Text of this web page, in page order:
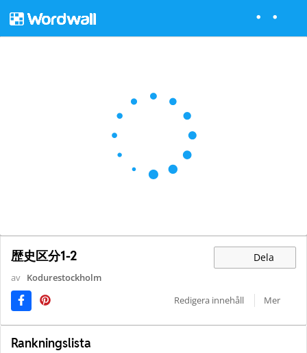
歴史区分1-2 Dela
av Kodurestockholm
Redigera innehåll
Mer
Rankningslista